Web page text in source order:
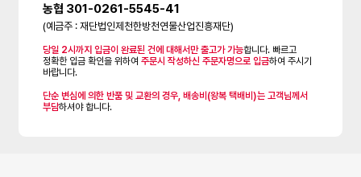
농협 301-0261-5545-41
(예금주 : 재단법인제천한방천연물산업진흥재단)
당일 2시까지 입금이 완료된 건에 대해서만 출고가 가능합니다. 빠르고
정확한 입금 확인을 위하여주문시 작성하신 주문자명으로 입금하여 주시기
바랍니다.
단순 변심에 의한 반품 및 교환의 경우, 배송비(왕복 택배비)는 고객님께서
부담하셔야 합니다.